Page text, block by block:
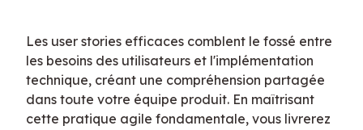
Les user stories efficaces comblent le fossé entre
les besoins des utilisateurs et l'implémentation
technique, créant une compréhension partagée
dans toute votre équipe produit. En maîtrisant
cette pratique agile fondamentale, vous livrerez